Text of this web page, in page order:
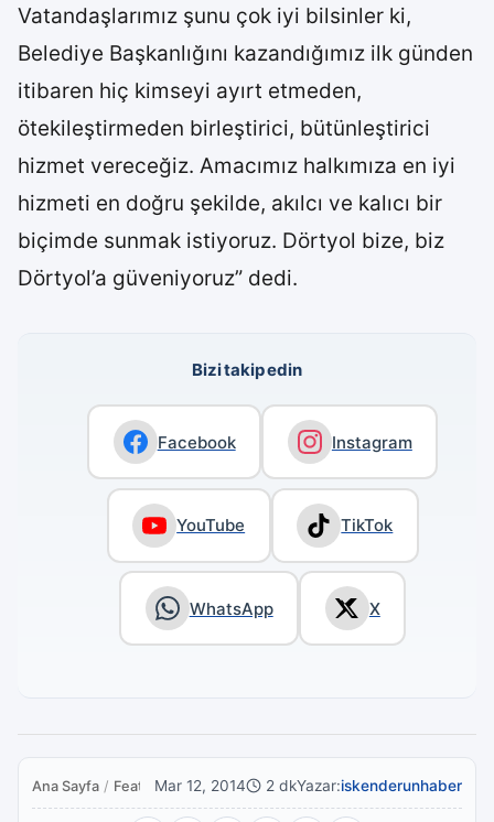
Vatandaşlarımız şunu çok iyi bilsinler ki,
Belediye Başkanlığını kazandığımız ilk günden
itibaren hiç kimseyi ayırt etmeden,
ötekileştirmeden birleştirici, bütünleştirici
hizmet vereceğiz. Amacımız halkımıza en iyi
hizmeti en doğru şekilde, akılcı ve kalıcı bir
biçimde sunmak istiyoruz. Dörtyol bize, biz
Dörtyol’a güveniyoruz” dedi.
Bizi takip edin
Facebook Instagram
YouTube TikTok
WhatsApp X
Ana Sayfa / FeaturedMar 12, 2014 2 dkYazar:iskenderunhaber